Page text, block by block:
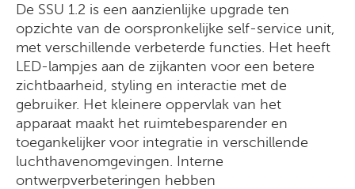
De SSU 1.2 is een aanzienlijke upgrade ten
opzichte van de oorspronkelijke self-service unit,
met verschillende verbeterde functies. Het heeft
LED-lampjes aan de zijkanten voor een betere
zichtbaarheid, styling en interactie met de
gebruiker. Het kleinere oppervlak van het
apparaat maakt het ruimtebesparender en
toegankelijker voor integratie in verschillende
luchthavenomgevingen. Interne
ontwerpverbeteringen hebben